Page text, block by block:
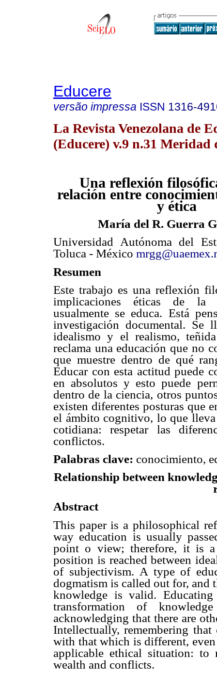
Educere
versão impressa ISSN 1316-
La Revista Venezolana de
(Educere) v.9 n.31 Meridad
Una reflexión
relación entre
y ética
María del R. Guerra
Universidad Autónoma del
Toluca - México
Resumen
Este trabajo es una reflexión
implicaciones éticas de
usualmente se educa. Está
investigación documental. Se
idealismo y el realismo,
reclama una educación que no
que muestre dentro de qué
Educar con esta actitud puede
en absolutos y esto puede
dentro de la ciencia, otros
existen diferentes posturas que
el ámbito cognitivo, lo que
cotidiana: respetar las
conflictos.
Palabras clave: conocimiento,
Relationship between
Abstract
This paper is a philosophical
way education is usually
point o view; therefore, it is a
position is reached between
of subjectivism. A type of
dogmatism is called out for, and
knowledge is valid.
transformation of
acknowledging that there are
Intellectually, remembering
with that which is different,
applicable ethical situation: to
wealth and conflicts.